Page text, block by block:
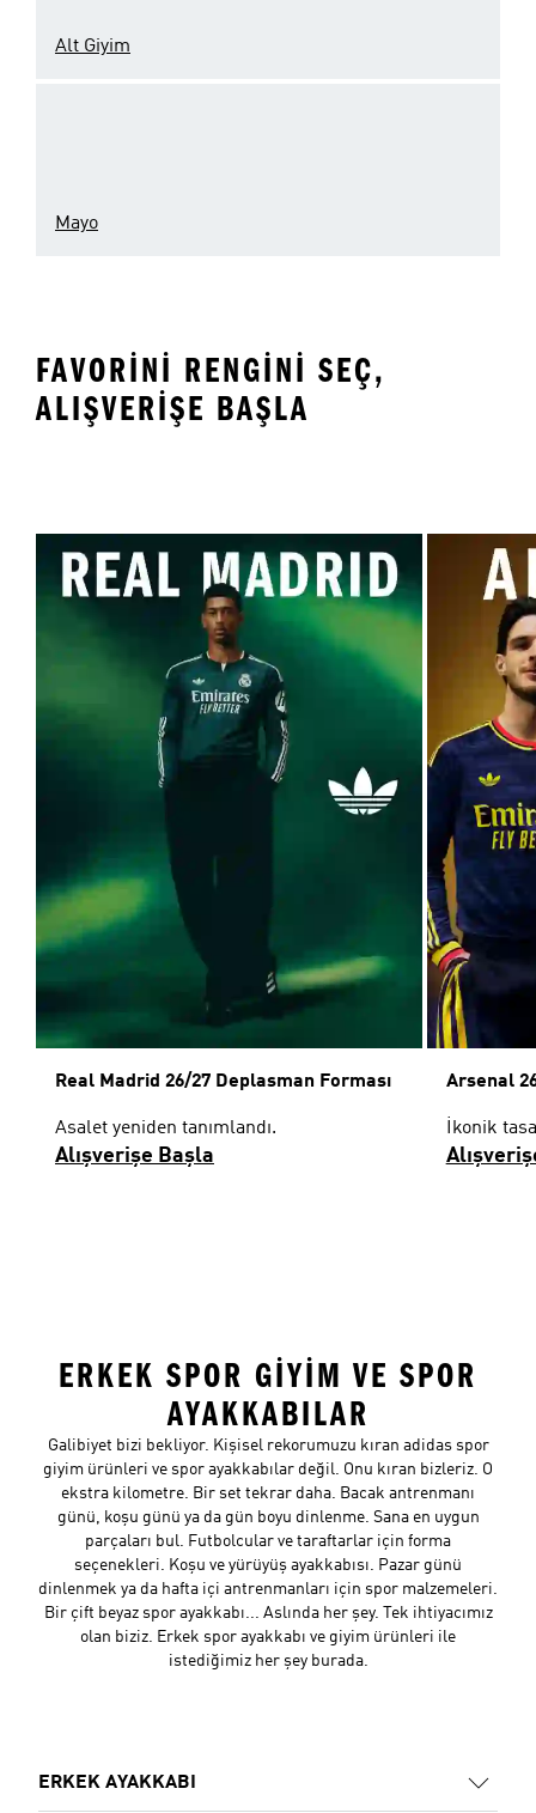
Alt Giyim
Mayo
FAVORINI RENGINI SEÇ,
ALIŞVERIŞE BAŞLA
Real Madrid 26/27 Deplasman Forması
Asalet yeniden tanımlandı.
Alışverişe Başla
Arsenal
İkonik
ERKEK SPOR GİYİM VE SPOR
AYAKKABILAR
Galibiyet bizi bekliyor. Kişisel rekorumuzu kıran adidas spor
giyim ürünleri ve spor ayakkabılar değil. Onu kıran bizleriz. O
ekstra kilometre. Bir set tekrar daha. Bacak antrenmanı
günü, koşu günü ya da gün boyu dinlenme. Sana en uygun
parçaları bul. Futbolcular ve taraftarlar için forma
seçenekleri. Koşu ve yürüyüş ayakkabısı. Pazar günü
dinlenmek ya da hafta içi antrenmanları için spor malzemeleri.
Bir çift beyaz spor ayakkabı... Aslında her şey. Tek ihtiyacımız
olan biziz. Erkek spor ayakkabı ve giyim ürünleri ile
istediğimiz her şey burada.
ERKEK AYAKKABI